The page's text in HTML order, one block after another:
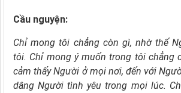
Cầu nguyện:
Chỉ mong tôi chẳng còn gì, nhờ thế
tôi. Chỉ mong ý muốn trong tôi chẳng
cảm thấy Người ở mọi nơi, đến với
dâng Người tình yêu trong mọi lúc.